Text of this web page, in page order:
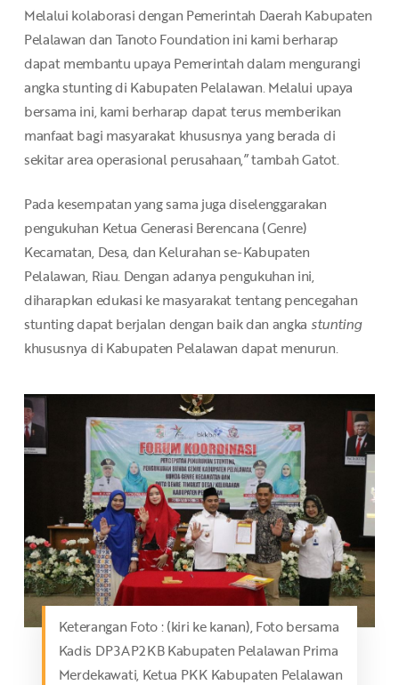
Melalui kolaborasi dengan Pemerintah Daerah Kabupaten
Pelalawan dan Tanoto Foundation ini kami berharap
dapat membantu upaya Pemerintah dalam mengurangi
angka stunting di Kabupaten Pelalawan. Melalui upaya
bersama ini, kami berharap dapat terus memberikan
manfaat bagi masyarakat khususnya yang berada di
sekitar area operasional perusahaan,” tambah Gatot.
Pada kesempatan yang sama juga diselenggarakan
pengukuhan Ketua Generasi Berencana (Genre)
Kecamatan, Desa, dan Kelurahan se-Kabupaten
Pelalawan, Riau. Dengan adanya pengukuhan ini,
diharapkan edukasi ke masyarakat tentang pencegahan
stunting dapat berjalan dengan baik dan angka stunting
khususnya di Kabupaten Pelalawan dapat menurun.
Keterangan Foto : (kiri ke kanan), Foto bersama
Kadis DP3AP2KB Kabupaten Pelalawan Prima
Merdekawati, Ketua PKK Kabupaten Pelalawan